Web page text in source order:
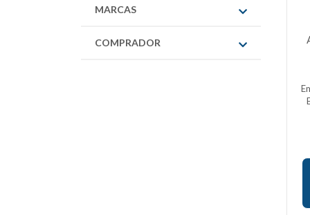
MARCAS
COMPRADOR